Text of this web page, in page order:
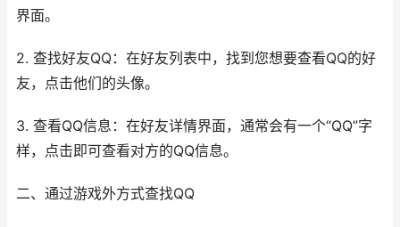
界面。
2. 查找好友QQ：在好友列表中，找到您想要查看QQ的好
友，点击他们的头像。
3. 查看QQ信息：在好友详情界面，通常会有一个“QQ”字
样，点击即可查看对方的QQ信息。
二、通过游戏外方式查找QQ